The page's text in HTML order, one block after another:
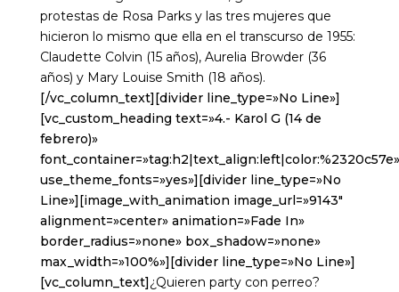
protestas de Rosa Parks y las tres mujeres que
hicieron lo mismo que ella en el transcurso de 1955:
Claudette Colvin (15 años), Aurelia Browder (36
años) y Mary Louise Smith (18 años).
[/vc_column_text][divider line_type=»No Line»]
[vc_custom_heading text=»4.- Karol G (14 de
febrero)»
font_container=»tag:h2|text_align:left|color:%2320c57e»
use_theme_fonts=»yes»][divider line_type=»No
Line»][image_with_animation image_url=»9143″
alignment=»center» animation=»Fade In»
border_radius=»none» box_shadow=»none»
max_width=»100%»][divider line_type=»No Line»]
[vc_column_text] ¿Quieren party con perreo?